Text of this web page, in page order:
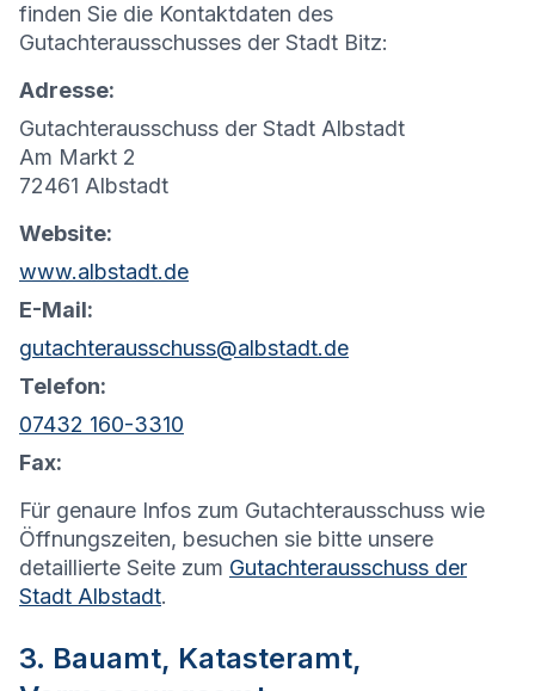
finden Sie die Kontaktdaten des
Gutachterausschusses der Stadt Bitz:
Adresse:
Gutachterausschuss der Stadt Albstadt
Am Markt 2
72461 Albstadt
Website:
www.albstadt.de
E-Mail:
gutachterausschuss@albstadt.de
Telefon:
07432 160-3310
Fax:
Für genaure Infos zum Gutachterausschuss wie
Öffnungszeiten, besuchen sie bitte unsere
detaillierte Seite zum Gutachterausschuss der
Stadt Albstadt.
3. Bauamt, Katasteramt,